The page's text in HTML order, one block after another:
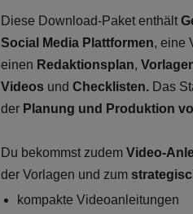
Diese Download-Paket enthält
Social Media Plattformen, eine
einen Redaktionsplan,
Videos und Checklisten. Das
der Planung und Produktion
Du bekommst zudem Video-
der Vorlagen und zum
kompakte Videoanleitungen